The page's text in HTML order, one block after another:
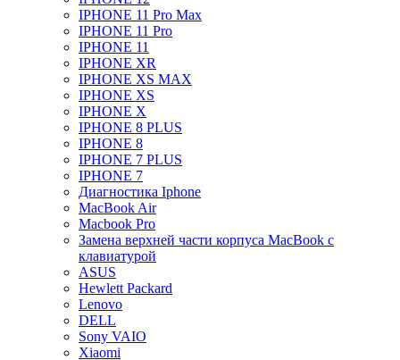
IPHONE 11 Pro Max
IPHONE 11 Pro
IPHONE 11
IPHONE XR
IPHONE XS MAX
IPHONE XS
IPHONE X
IPHONE 8 PLUS
IPHONE 8
IPHONE 7 PLUS
IPHONE 7
Диагностика Iphone
MacBook Air
Macbook Pro
Замена верхней части корпуса MacBook с
клавиатурой
ASUS
Hewlett Packard
Lenovo
DELL
Sony VAIO
Xiaomi